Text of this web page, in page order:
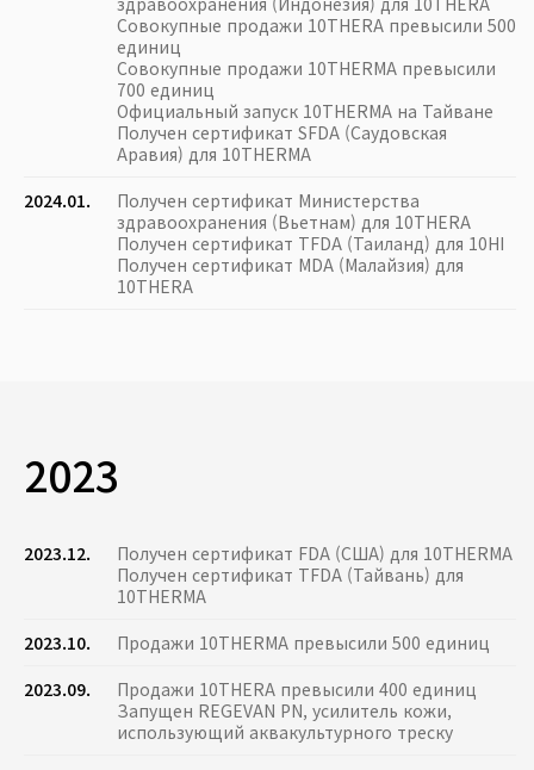
Совокупные продажи 10THERA превысили 500
единиц
Совокупные продажи 10THERMA превысили
700 единиц
Официальный запуск 10THERMA на Тайване
Получен сертификат SFDA (Саудовская
Аравия) для 10THERMA
2024.01.
Получен сертификат Министерства
здравоохранения (Вьетнам) для 10THERA
Получен сертификат TFDA (Таиланд) для 10HI
Получен сертификат MDA (Малайзия) для
10THERA
2023
2023.12.
Получен сертификат FDA (США) для 10THERMA
Получен сертификат TFDA (Тайвань) для
10THERMA
2023.10.
Продажи 10THERMA превысили 500 единиц
2023.09.
Продажи 10THERA превысили 400 единиц
Запущен REGEVAN PN, усилитель кожи,
использующий аквакультурного треску